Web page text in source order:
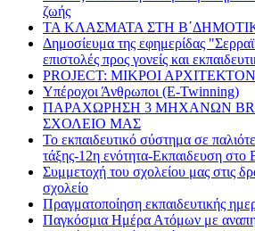
ζωής
ΤΑ ΚΛΑΣΜΑΤΑ ΣΤΗ
Δημοσίευμα της εφημερίδας
επιστολές προς γονείς και
PROJECT: ΜΙΚΡΟΙ
Υπέροχοι Άνθρωποι (E-Twinning)
ΠΑΡΑΧΩΡΗΣΗ 3 ΜΗΧΑΝΩΝ
ΣΧΟΛΕΙΟ ΜΑΣ
Το εκπαιδευτικό σύστημα σε
τάξης-12η ενότητα-Εκπαιδευση στο
Συμμετοχή του σχολείου μας στις
σχολείο
Πραγματοποίηση εκπαιδευτικής
Παγκόσμια Ημέρα Ατόμων με